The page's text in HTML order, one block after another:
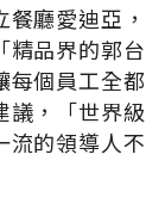
廳愛迪亞，
精品界的郭台
每個員工全都
議，「世界級
流的領導人不